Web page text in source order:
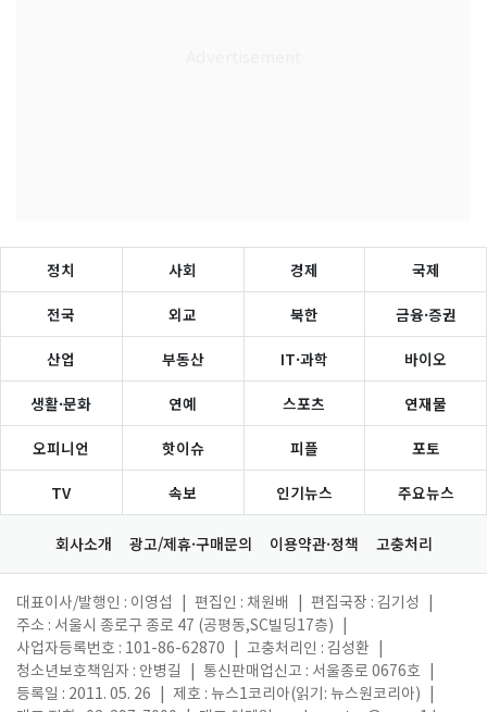
정치 사회 경제 국제
전국 외교 북한 금융·증권
산업 부동산 IT·과학 바이오
생활·문화 연예 스포츠 연재물
오피니언 핫이슈 피플 포토
TV 속보 인기뉴스 주요뉴스
회사소개 광고/제휴·구매문의 이용약관·정책 고충처리
대표이사/발행인 : 이영섭 편집인 : 채원배 편집국장 : 김기성
주소 : 서울시 종로구 종로 47 (공평동,SC빌딩17층)
사업자등록번호 : 101-86-62870
고충처리인 : 김성환
청소년보호책임자 : 안병길
통신판매업신고 : 서울종로 0676호
등록일 : 2011. 05. 26
제호 : 뉴스1코리아(읽기: 뉴스원코리아)